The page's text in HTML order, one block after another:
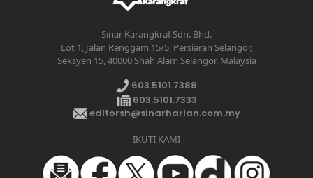
Sinar Karangkraf Sdn. Bhd.
Lot 1, Jalan Renggam 15/5, Persiaran Selangor,
Seksyen 15, 40000 Shah Alam Selangor, Malaysia
603.5101.7388
603.5101.7333
editorsh@sinarharian.com.my
IKUTI KAMI